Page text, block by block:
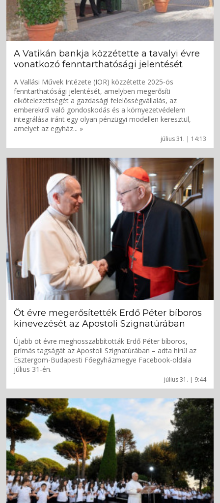
július 31. | 14:13
A Vatikán bankja közzétette a tavalyi évre
vonatkozó fenntarthatósági jelentését
A Vallási Művek Intézete (IOR) közzétette 2025-ös
fenntarthatósági jelentését, amelyben megerősíti
elkötelezettségét a gazdasági felelősségvállalás, az
emberekről való gondoskodás és a környezetvédelem
integrálása iránt egy olyan pénzügyi modellen keresztül,
amelyet az egyház... »
július 31. | 9:44
Öt évre megerősítették Erdő Péter bíboros
kinevezését az Apostoli Szignatúrában
Újabb öt évre meghosszabbították Erdő Péter bíboros,
prímás tagságát az Apostoli Szignatúrában – adta hírül az
Esztergom-Budapesti Főegyházmegye Facebook-oldala
július 31-én.